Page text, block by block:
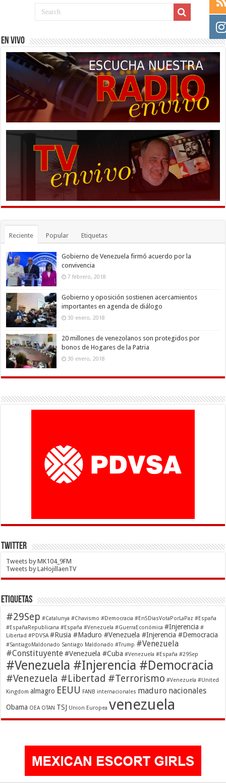
EN VIVO
Reciente Popular Etiquetas
Gobierno de Venezuela firmó acuerdo por la
convivencia
7 febrero, 2018
Gobierno y oposición sostienen acercamientos
importantes en agenda de diálogo
30 enero, 2018
20 millones de venezolanos son protegidos por
bonos de Hogares de la Patria
30 enero, 2018
Twitter
Tweets by MK104_9FM
Tweets by LaHojillaenTV
Etiquetas
#29Sep #Catalunya #Chavismo #Democracia #En5DiasVotaPorLaPaz #España
#EspañaRepublicana #España #Venezuela #GuerraEconómica #Injerencia #
Libertad #PDVSA #Rusia #Maduro #Venezuela #Injerencia #Democracia
#SantiagoMaldonado Santiago Maldonado #Trump #Venezuela
#Constituyente #Venezuela #Cuba #Venezuela #España #29Sep
#Venezuela #Injerencia #Democracia
#Venezuela #Libertad #Terrorismo #Venezuela #United
Kingdom almagro EEUU FANB internacionales maduro nacionales
Obama OEA OTAN TSJ Union Europea venezuela